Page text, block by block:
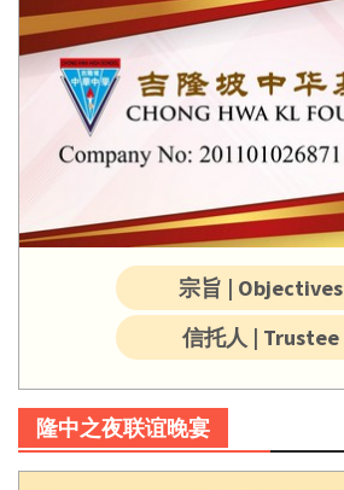
宗旨 | Objectives
信托人 | Trustee
隆中之夜联谊晚宴